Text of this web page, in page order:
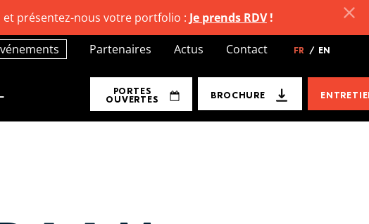
Partenaires Actus Contact FR / EN
PORTES
OUVERTES
BROCHURE
et présentez-nous votre portfolio : Je prends RDV!